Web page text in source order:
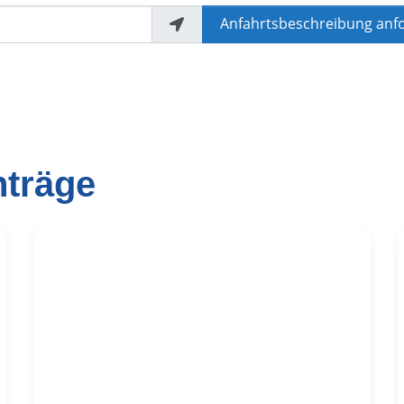
Anfahrtsbeschreibung